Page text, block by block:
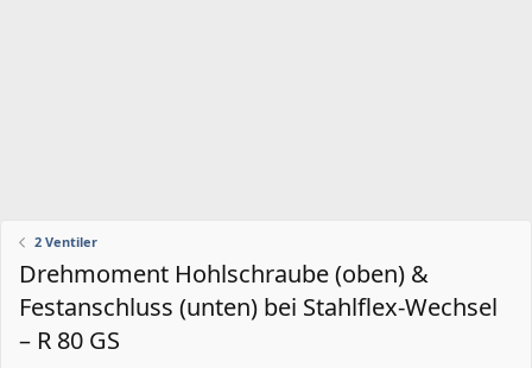
2 Ventiler
Drehmoment Hohlschraube (oben) &
Festanschluss (unten) bei Stahlflex-Wechsel
– R 80 GS